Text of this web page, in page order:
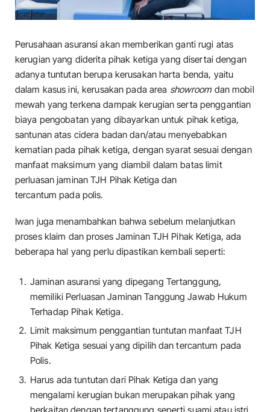
Perusahaan asuransi akan memberikan ganti rugi atas
kerugian yang diderita pihak ketiga yang disertai dengan
adanya tuntutan berupa kerusakan harta benda, yaitu
dalam kasus ini, kerusakan pada area showroomdan mobil
mewah yang terkena dampak kerugian serta penggantian
biaya pengobatan yang dibayarkan untuk pihak ketiga,
santunan atas cidera badan dan/atau menyebabkan
kematian pada pihak ketiga, dengan syarat sesuai dengan
manfaat maksimum yang diambil dalam batas limit
perluasan jaminan TJH Pihak Ketiga dan
tercantum pada polis.
Iwan juga menambahkan bahwa sebelum melanjutkan
proses klaim dan proses Jaminan TJH Pihak Ketiga, ada
beberapa hal yang perlu dipastikan kembali seperti:
Jaminan asuransi yang dipegang Tertanggung,
memiliki Perluasan Jaminan Tanggung Jawab Hukum
Terhadap Pihak Ketiga.
Limit maksimum penggantian tuntutan manfaat TJH
Pihak Ketiga sesuai yang dipilih dan tercantum pada
Polis.
Harus ada tuntutan dari Pihak Ketiga dan yang
mengalami kerugian bukan merupakan pihak yang